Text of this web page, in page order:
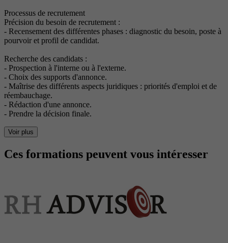
Processus de recrutement
Précision du besoin de recrutement :
- Recensement des différentes phases : diagnostic du besoin, poste à
pourvoir et profil de candidat.
Recherche des candidats :
- Prospection à l'interne ou à l'externe.
- Choix des supports d'annonce.
- Maîtrise des différents aspects juridiques : priorités d'emploi et de
réembauchage.
- Rédaction d'une annonce.
- Prendre la décision finale.
Voir plus
Ces formations peuvent vous intéresser